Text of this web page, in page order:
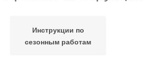
Инструкции по
сезонным работам